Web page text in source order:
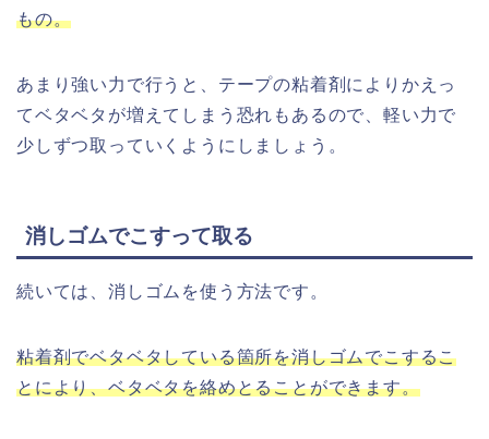
もの。
あまり強い力で行うと、テープの粘着剤によりかえっ
てベタベタが増えてしまう恐れもあるので、軽い力で
少しずつ取っていくようにしましょう。
消しゴムでこすって取る
続いては、消しゴムを使う方法です。
粘着剤でベタベタしている箇所を消しゴムでこするこ
とにより、ベタベタを絡めとることができます。